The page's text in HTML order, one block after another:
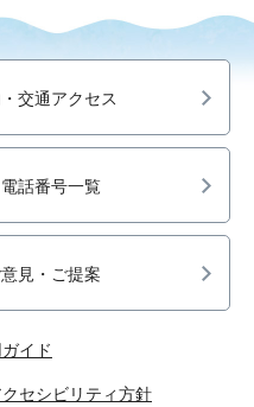
交通アクセス
話番号一覧
見・ご提案
イド
セシビリティ方針